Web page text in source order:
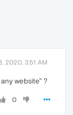
2020, 3:51 AM
website" ?
0